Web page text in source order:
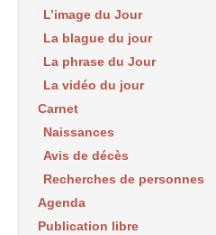
L’image du Jour
La blague du jour
La phrase du Jour
La vidéo du jour
Carnet
Naissances
Avis de décès
Recherches de personnes
Agenda
Publication libre